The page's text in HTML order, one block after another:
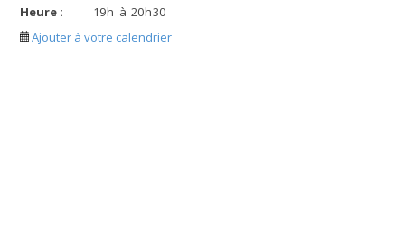
Heure : 19h à 20h30
Ajouter à votre calendrier